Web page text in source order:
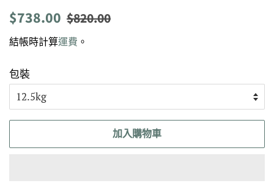
定
$738.00 售
$820.00
結帳時計算運費 。
包裝
加入購物車